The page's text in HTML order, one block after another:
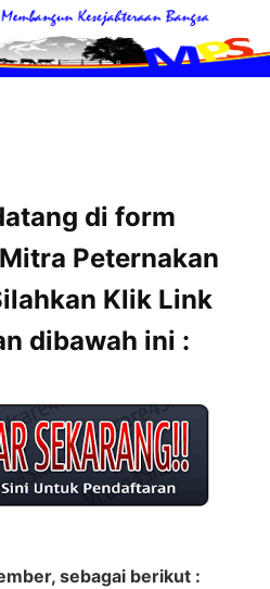
di form
Peternakan
Klik Link
dibawah ini :
sebagai berikut :